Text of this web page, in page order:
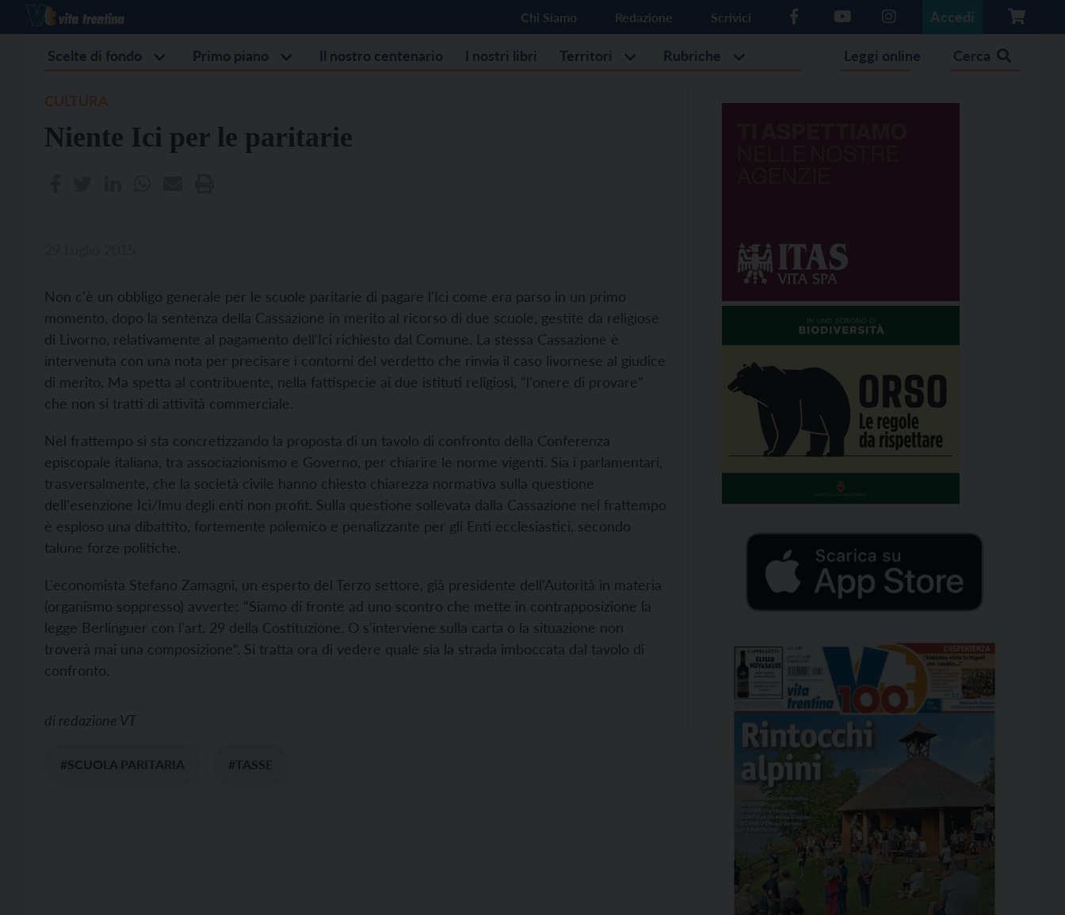
Chi Siamo Redazione Scrivici Accedi
Scelte di fondo Primo piano Il nostro centenario I nostri libri Territori Rubriche Leggi online Cerca
Niente Ici per le paritarie
Non c'è un obbligo generale per le scuole paritarie di pagare l'Ici come era parso in un primo
momento, dopo la sentenza della Cassazione in merito al ricorso di due scuole, gestite da religiose
di Livorno, relativamente al pagamento dell'Ici richiesto dal Comune. La stessa Cassazione è
intervenuta con una nota per precisare i contorni del verdetto che rinvia il caso livornese al giudice
di merito. Ma spetta al contribuente, nella fattispecie ai due istituti religiosi, “l'onere di provare”
che non si tratti di attività commerciale.
Nel frattempo si sta concretizzando la proposta di un tavolo di confronto della Conferenza
episcopale italiana, tra associazionismo e Governo, per chiarire le norme vigenti. Sia i parlamentari,
trasversalmente, che la società civile hanno chiesto chiarezza normativa sulla questione
dell'esenzione Ici/Imu degli enti non profit. Sulla questione sollevata dalla Cassazione nel frattempo
è esploso una dibattito, fortemente polemico e penalizzante per gli Enti ecclesiastici, secondo
talune forze politiche.
L'economista Stefano Zamagni, un esperto del Terzo settore, già presidente dell'Autorità in materia
(organismo soppresso) avverte: “Siamo di fronte ad uno scontro che mette in contrapposizione la
legge Berlinguer con l'art. 29 della Costituzione. O s'interviene sulla carta o la situazione non
troverà mai una composizione”. Si tratta ora di vedere quale sia la strada imboccata dal tavolo di
confronto.
di redazione VT
#SCUOLA PARITARIA #TASSE